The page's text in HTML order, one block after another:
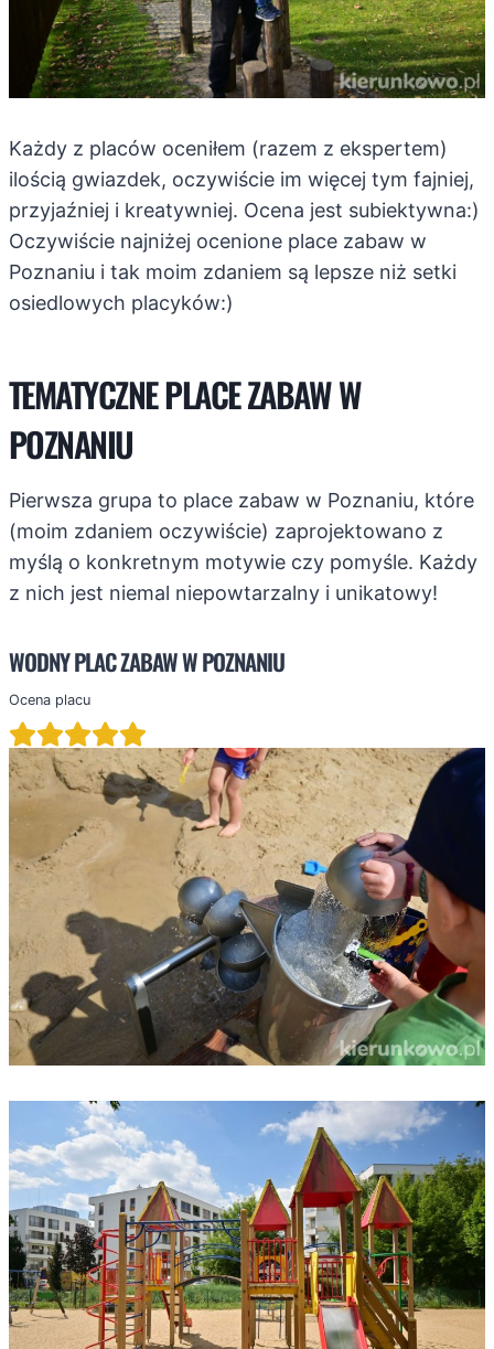
Każdy z placów oceniłem (razem z ekspertem)
ilością gwiazdek, oczywiście im więcej tym fajniej,
przyjaźniej i kreatywniej. Ocena jest subiektywna:)
Oczywiście najniżej ocenione place zabaw w
Poznaniu i tak moim zdaniem są lepsze niż setki
osiedlowych placyków:)
TEMATYCZNE PLACE ZABAW W
POZNANIU
Pierwsza grupa to place zabaw w Poznaniu, które
(moim zdaniem oczywiście) zaprojektowano z
myślą o konkretnym motywie czy pomyśle. Każdy
z nich jest niemal niepowtarzalny i unikatowy!
WODNY PLAC ZABAW W POZNANIU
Ocena placu